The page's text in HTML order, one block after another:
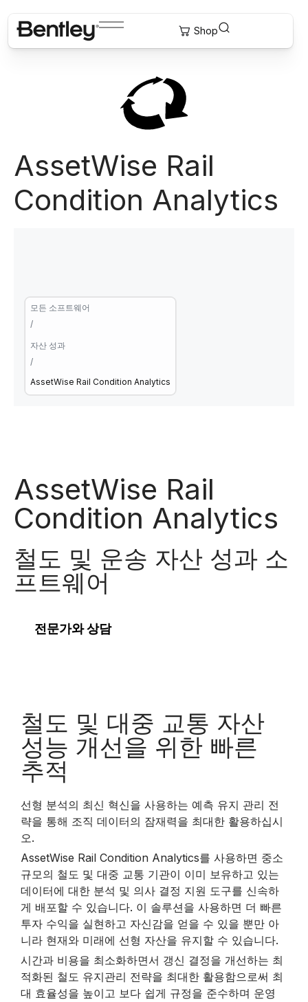
AssetWise Rail
Condition Analytics
모든 소프트웨어
/
자산 성과
/
AssetWise Rail Condition Analytics
AssetWise Rail
Condition Analytics
철도 및 운송 자산 성과 소
프트웨어
전문가와 상담
철도 및 대중 교통 자산
성능 개선을 위한 빠른
추적
선형 분석의 최신 혁신을 사용하는 예측 유지 관리 전
략을 통해 조직 데이터의 잠재력을 최대한 활용하십시
오.
AssetWise Rail Condition Analytics를 사용하면 중소
규모의 철도 및 대중 교통 기관이 이미 보유하고 있는
데이터에 대한 분석 및 의사 결정 지원 도구를 신속하
게 배포할 수 있습니다. 이 솔루션을 사용하면 더 빠른
투자 수익을 실현하고 자신감을 얻을 수 있을 뿐만 아
니라 현재와 미래에 선형 자산을 유지할 수 있습니다.
시간과 비용을 최소화하면서 갱신 결정을 개선하는 최
적화된 철도 유지관리 전략을 최대한 활용함으로써 최
대 효율성을 높이고 보다 쉽게 규정을 준수하며 운영